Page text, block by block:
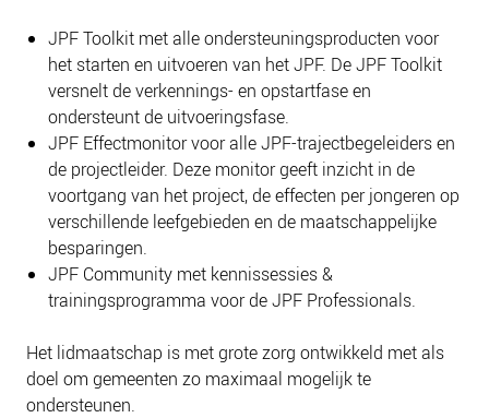
JPF Toolkit met alle ondersteuningsproducten voor
het starten en uitvoeren van het JPF. De JPF Toolkit
versnelt de verkennings- en opstartfase en
ondersteunt de uitvoeringsfase.
JPF Effectmonitor voor alle JPF-trajectbegeleiders en
de projectleider. Deze monitor geeft inzicht in de
voortgang van het project, de effecten per jongeren op
verschillende leefgebieden en de maatschappelijke
besparingen.
JPF Community met kennissessies &
trainingsprogramma voor de JPF Professionals.
Het lidmaatschap is met grote zorg ontwikkeld met als
doel om gemeenten zo maximaal mogelijk te
ondersteunen.